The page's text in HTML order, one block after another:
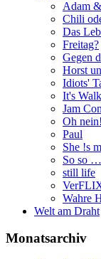
Adam
Chili
Das
Freitag?
Gegen
Horst
Idiots'
It's
Jam
Oh
Paul
She !s
So so
still life
Wahre
Welt am Draht
Monatsarchiv